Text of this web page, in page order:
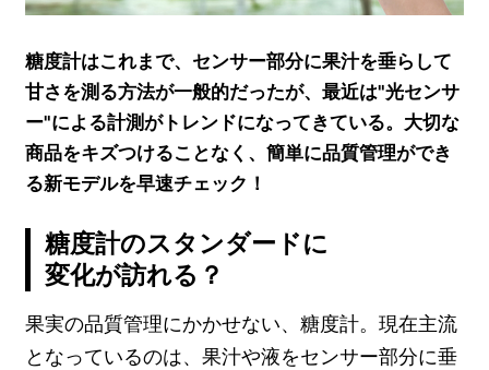
糖度計はこれまで、センサー部分に果汁を垂らして
甘さを測る方法が一般的だったが、最近は"光センサ
ー"による計測がトレンドになってきている。大切な
商品をキズつけることなく、簡単に品質管理ができ
る新モデルを早速チェック！
糖度計のスタンダードに
変化が訪れる？
果実の品質管理にかかせない、糖度計。現在主流
となっているのは、果汁や液をセンサー部分に垂